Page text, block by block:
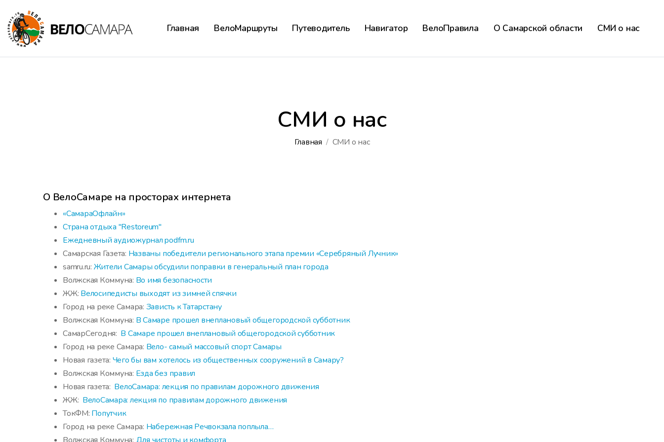
Главная ВелоМаршруты Путеводитель Навигатор ВелоПравила О Самарской области СМИ о нас
СМИ о нас
Главная СМИ о нас
О ВелоСамаре на просторах интернета
«СамараОфлайн»
Страна отдыха "Restoreum"
Ежедневный аудиожурнал podfm.ru
Самарская Газета: Названы победители регионального этапа премии «Серебряный Лучник»
samru.ru: Жители Самары обсудили поправки в генеральный план города
Волжская Коммуна: Во имя безопасности
ЖЖ: Велосипедисты выходят из зимней спячки
Город на реке Самара: Зависть к Татарстану
Волжская Коммуна: В Самаре прошел внеплановый общегородской субботник
СамарСегодня: В Самаре прошел внеплановый общегородской субботник
Город на реке Самара: Вело- самый массовый спорт Самары
Новая газета: Чего бы вам хотелось из общественных сооружений в Самару?
Волжская Коммуна: Езда без правил
Новая газета: ВелоСамара: лекция по правилам дорожного движения
ЖЖ: ВелоСамара: лекция по правилам дорожного движения
ТокФМ: Попутчик
Город на реке Самара: Набережная Речвокзала поплыла…